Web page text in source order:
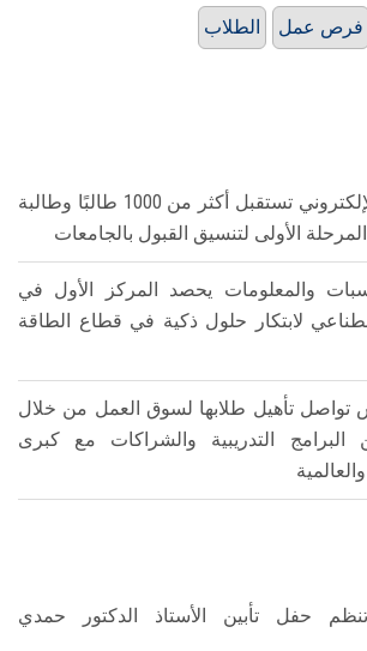
الطلاب فرص عمل
معامل التنسيق الإلكتروني تستقبل أكثر من 1000 طالبًا وطالبة
الأولى لتنسيق القبول بالجامعات
والمعلومات يحصد المركز الأول في
لابتكار حلول ذكية في قطاع الطاقة
تأهيل طلابها لسوق العمل من خلال
التدريبية والشراكات مع كبرى
حفل تأبين الأستاذ الدكتور حمدي